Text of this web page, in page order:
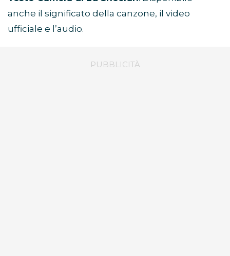
anche il significato della canzone, il video
ufficiale e l’audio.